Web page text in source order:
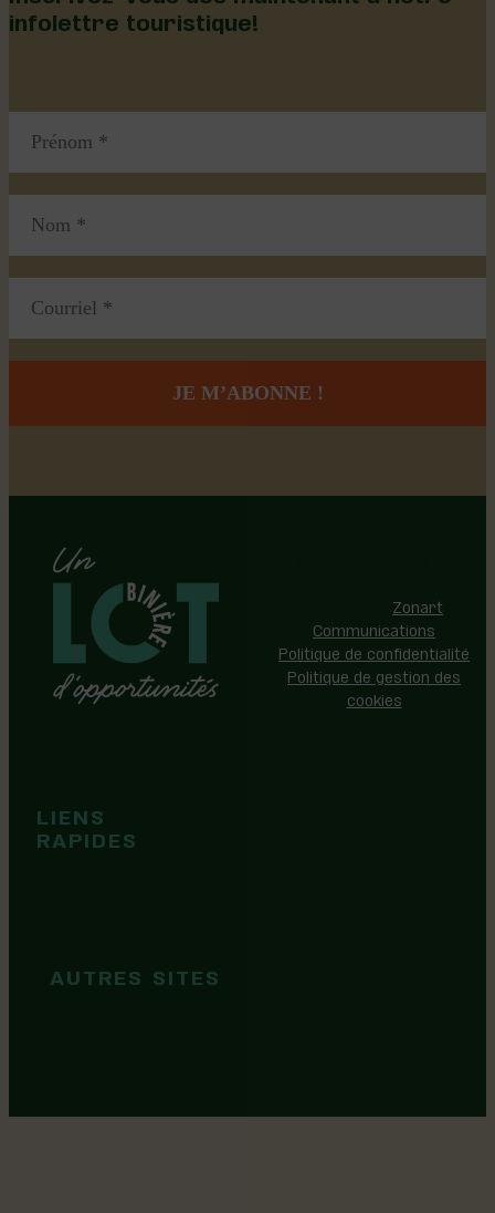
Inscrivez-vous dès maintenant à notre
infolettre touristique!
LIENS
Tous droits réservés |
Réalisation:Zonart
Communications
Politique de confidentialité
Politique de gestion des